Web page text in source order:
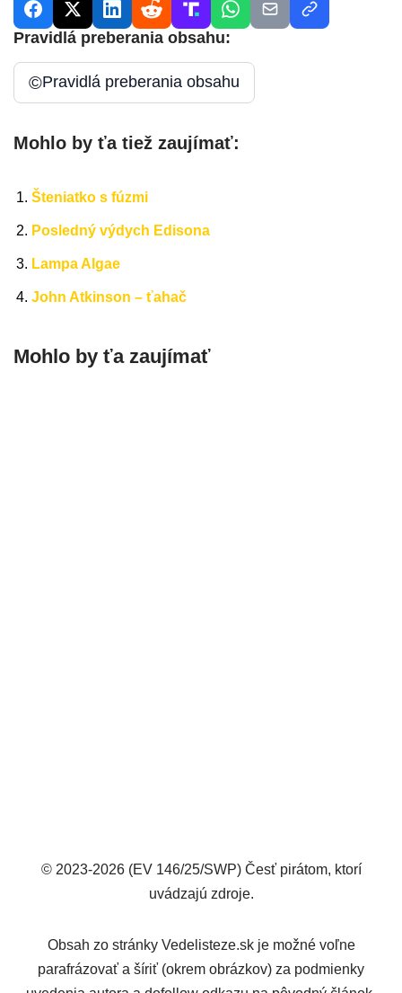
Pravidlá preberania obsahu:
©Pravidlá preberania obsahu
Mohlo by ťa tiež zaujímať:
Šteniatko s fúzmi
Posledný výdych Edisona
Lampa Algae
John Atkinson – ťahač
Mohlo by ťa zaujímať
© 2023-2026 (EV 146/25/SWP) Česť pirátom, ktorí
uvádzajú zdroje.
Obsah zo stránky Vedelisteze.sk je možné voľne
parafrázovať a šíriť (okrem obrázkov) za podmienky